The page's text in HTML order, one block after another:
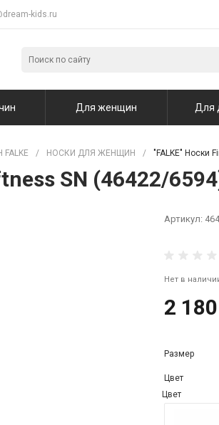
kids.ru
Для женщин Для
/ НОСКИ ДЛЯ ЖЕНЩИН / "FALKE" Носки
SN (46422/
Артикул:
Нет в
2
Размер
Цвет
Цвет